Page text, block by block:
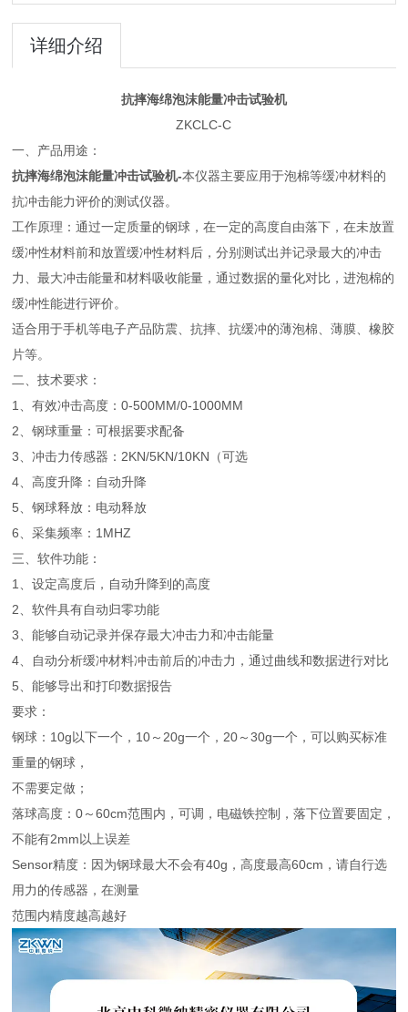
详细介绍
抗摔海绵泡沫能量冲击试验机
ZKCLC-C
一、产品用途：
抗摔海绵泡沫能量冲击试验机-本仪器主要应用于泡棉等缓冲材料的
抗冲击能力评价的测试仪器。
工作原理：通过一定质量的钢球，在一定的高度自由落下，在未放置
缓冲性材料前和放置缓冲性材料后，分别测试出并记录最大的冲击
力、最大冲击能量和材料吸收能量，通过数据的量化对比，进泡棉的
缓冲性能进行评价。
适合用于手机等电子产品防震、抗摔、抗缓冲的薄泡棉、薄膜、橡胶
片等。
二、技术要求：
1、有效冲击高度：0-500MM/0-1000MM
2、钢球重量：可根据要求配备
3、冲击力传感器：2KN/5KN/10KN（可选
4、高度升降：自动升降
5、钢球释放：电动释放
6、采集频率：1MHZ
三、软件功能：
1、设定高度后，自动升降到的高度
2、软件具有自动归零功能
3、能够自动记录并保存最大冲击力和冲击能量
4、自动分析缓冲材料冲击前后的冲击力，通过曲线和数据进行对比
5、能够导出和打印数据报告
要求：
钢球：10g以下一个，10～20g一个，20～30g一个，可以购买标准
重量的钢球，
不需要定做；
落球高度：0～60cm范围内，可调，电磁铁控制，落下位置要固定，
不能有2mm以上误差
Sensor精度：因为钢球最大不会有40g，高度最高60cm，请自行选
用力的传感器，在测量
范围内精度越高越好